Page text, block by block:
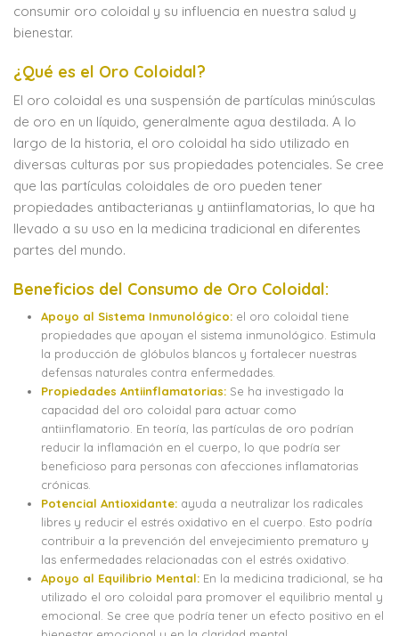
consumir oro coloidal y su influencia en nuestra salud y
bienestar.
¿Qué es el Oro Coloidal?
El oro coloidal es una suspensión de partículas minúsculas
de oro en un líquido, generalmente agua destilada. A lo
largo de la historia, el oro coloidal ha sido utilizado en
diversas culturas por sus propiedades potenciales. Se cree
que las partículas coloidales de oro pueden tener
propiedades antibacterianas y antiinflamatorias, lo que ha
llevado a su uso en la medicina tradicional en diferentes
partes del mundo.
Beneficios del Consumo de Oro Coloidal:
Apoyo al Sistema Inmunológico: el oro coloidal tiene
propiedades que apoyan el sistema inmunológico. Estimula
la producción de glóbulos blancos y fortalecer nuestras
defensas naturales contra enfermedades.
Propiedades Antiinflamatorias:Se ha investigado la
capacidad del oro coloidal para actuar como
antiinflamatorio. En teoría, las partículas de oro podrían
reducir la inflamación en el cuerpo, lo que podría ser
beneficioso para personas con afecciones inflamatorias
crónicas.
Potencial Antioxidante: ayuda a neutralizar los radicales
libres y reducir el estrés oxidativo en el cuerpo. Esto podría
contribuir a la prevención del envejecimiento prematuro y
las enfermedades relacionadas con el estrés oxidativo.
Apoyo al Equilibrio Mental: En la medicina tradicional, se ha
utilizado el oro coloidal para promover el equilibrio mental y
emocional. Se cree que podría tener un efecto positivo en el